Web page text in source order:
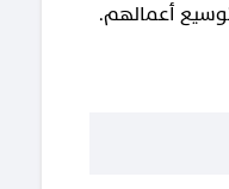
توسيع أعمالهم.